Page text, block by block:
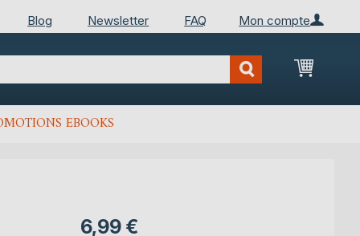
Mon compte
Blog Newsletter FAQ
Mon
EBOOKS
6,99 €